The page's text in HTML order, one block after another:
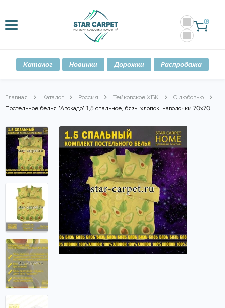
0
Каталог Новинки Дорожки Распродажа
Главная Каталог Россия Тейковское ХБК
С любовью
Постельное белья "Авокадо" 1,5 спальное, бязь, хлопок, наволочки 70х70